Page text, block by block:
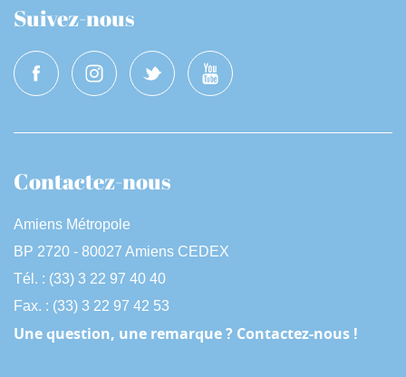
Suivez-nous
Contactez-nous
Amiens Métropole
BP 2720 - 80027 Amiens CEDEX
Tél. : (33) 3 22 97 40 40
Fax. : (33) 3 22 97 42 53
Une question, une remarque ? Contactez-nous !